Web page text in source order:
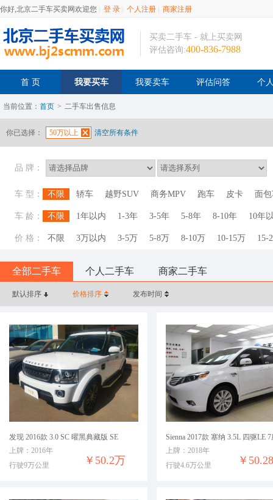
你好,北京二手车买卖网欢迎您 登 录 个人注册 商家注册
买卖二手车 - 就上买卖网
评估咨询:400-836-7988
首 页 我要买车 我要卖车 评估问答 个
当前位置： 首页 > 二手车出售信息
你已选择： 50万以上 清空所有条件
品 牌：
车 型： 不限 轿车 越野SUV 商务MPV 跑车 皮卡 面
车 龄： 不限 1年以内 1-3年 3-5年 5-8年 8-10年 10年
价 格： 不限 3万以内 3-5万 5-8万 8-10万 10-15万 15-
全部二手车 个人二手车 商家二手车
默认排序 价格排序 发布时间
发现 2016款 3.0 SC 曜黑典藏版 SE
￥50.2万
上牌：2016年
行驶9万公里
￥
上牌：2018年
行驶4.6万公里